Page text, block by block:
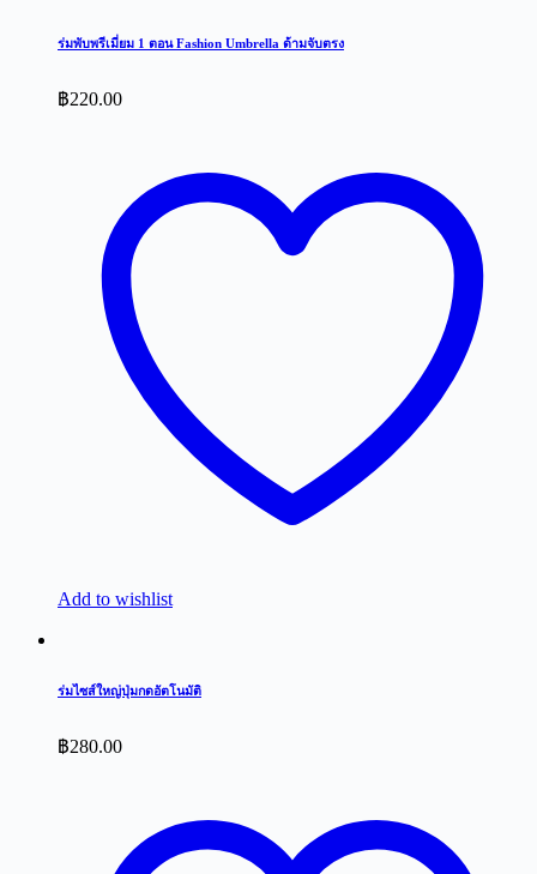
ร่มพับพรีเมี่ยม 1 ตอน Fashion Umbrella ด้ามจับตรง
฿220.00
Add to wishlist
ร่มไซส์ใหญ่ปุ่มกดอัตโนมัติ
฿280.00